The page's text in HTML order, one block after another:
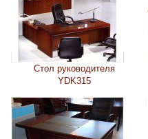
Стол руководителя
YDK315